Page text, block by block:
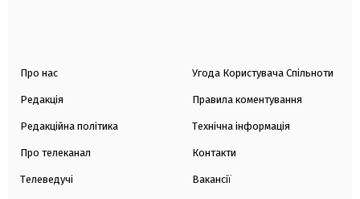
Про нас
Редакція
Редакційна політика
Про телеканал
Телеведучі
Угода Користувача Спільноти
Правила коментування
Технічна інформація
Контакти
Вакансії